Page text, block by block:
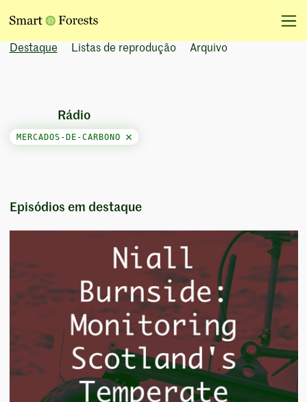
Destaque Listas de reprodução Arquivo
Rádio
MERCADOS-DE-CARBONO
Episódios em destaque